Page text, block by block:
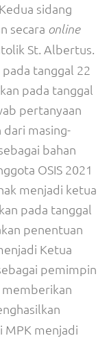
sidang
secara online
St. Albertus.
tanggal 22
pada tanggal
pertanyaan
dari masing-
bahan
OSIS 2021
menjadi ketua
pada tanggal
penentuan
Ketua
pemimpin
MPK menjadi